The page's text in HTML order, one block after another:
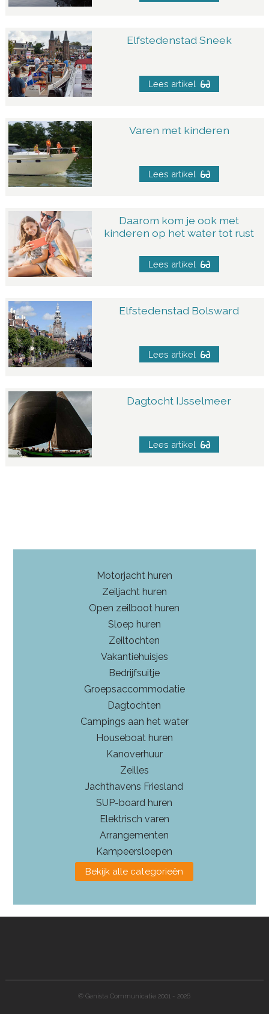
Elfstedenstad Sneek
Lees artikel
Varen met kinderen
Lees artikel
Daarom kom je ook met
kinderen op het water tot rust
Lees artikel
Elfstedenstad Bolsward
Lees artikel
Dagtocht IJsselmeer
Lees artikel
Motorjacht huren
Zeiljacht huren
Open zeilboot huren
Sloep huren
Zeiltochten
Vakantiehuisjes
Bedrijfsuitje
Groepsaccommodatie
Dagtochten
Campings aan het water
Houseboat huren
Kanoverhuur
Zeilles
Jachthavens Friesland
SUP-board huren
Elektrisch varen
Arrangementen
Kampeersloepen
Bekijk alle categorieën
© Genista Communicatie 2001 - 2026